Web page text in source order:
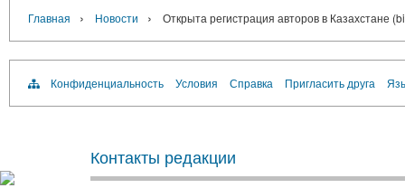
Главная › Новости › Открыта регистрация авторов в Казахстане
Конфиденциальность Условия Справка Пригласить друга
Контакты редакции